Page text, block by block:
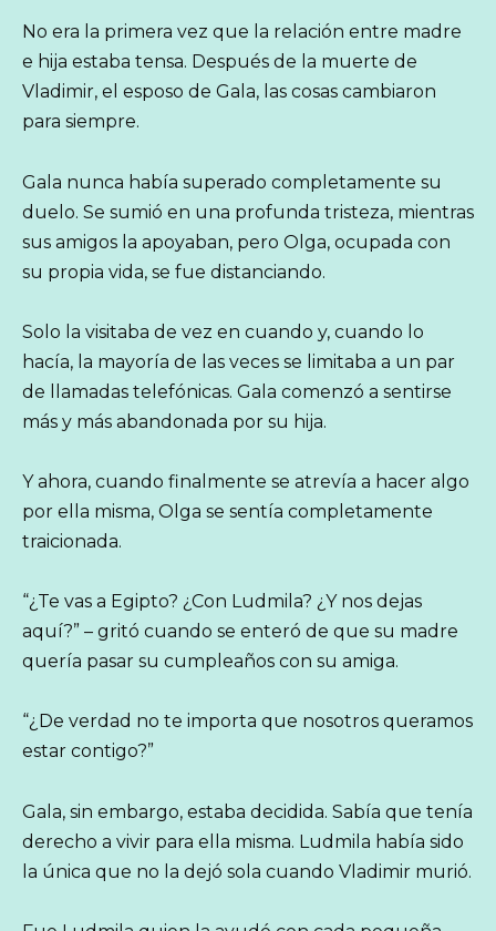
No era la primera vez que la relación entre madre
e hija estaba tensa. Después de la muerte de
Vladimir, el esposo de Gala, las cosas cambiaron
para siempre.
Gala nunca había superado completamente su
duelo. Se sumió en una profunda tristeza, mientras
sus amigos la apoyaban, pero Olga, ocupada con
su propia vida, se fue distanciando.
Solo la visitaba de vez en cuando y, cuando lo
hacía, la mayoría de las veces se limitaba a un par
de llamadas telefónicas. Gala comenzó a sentirse
más y más abandonada por su hija.
Y ahora, cuando finalmente se atrevía a hacer algo
por ella misma, Olga se sentía completamente
traicionada.
“¿Te vas a Egipto? ¿Con Ludmila? ¿Y nos dejas
aquí?” – gritó cuando se enteró de que su madre
quería pasar su cumpleaños con su amiga.
“¿De verdad no te importa que nosotros queramos
estar contigo?”
Gala, sin embargo, estaba decidida. Sabía que tenía
derecho a vivir para ella misma. Ludmila había sido
la única que no la dejó sola cuando Vladimir murió.